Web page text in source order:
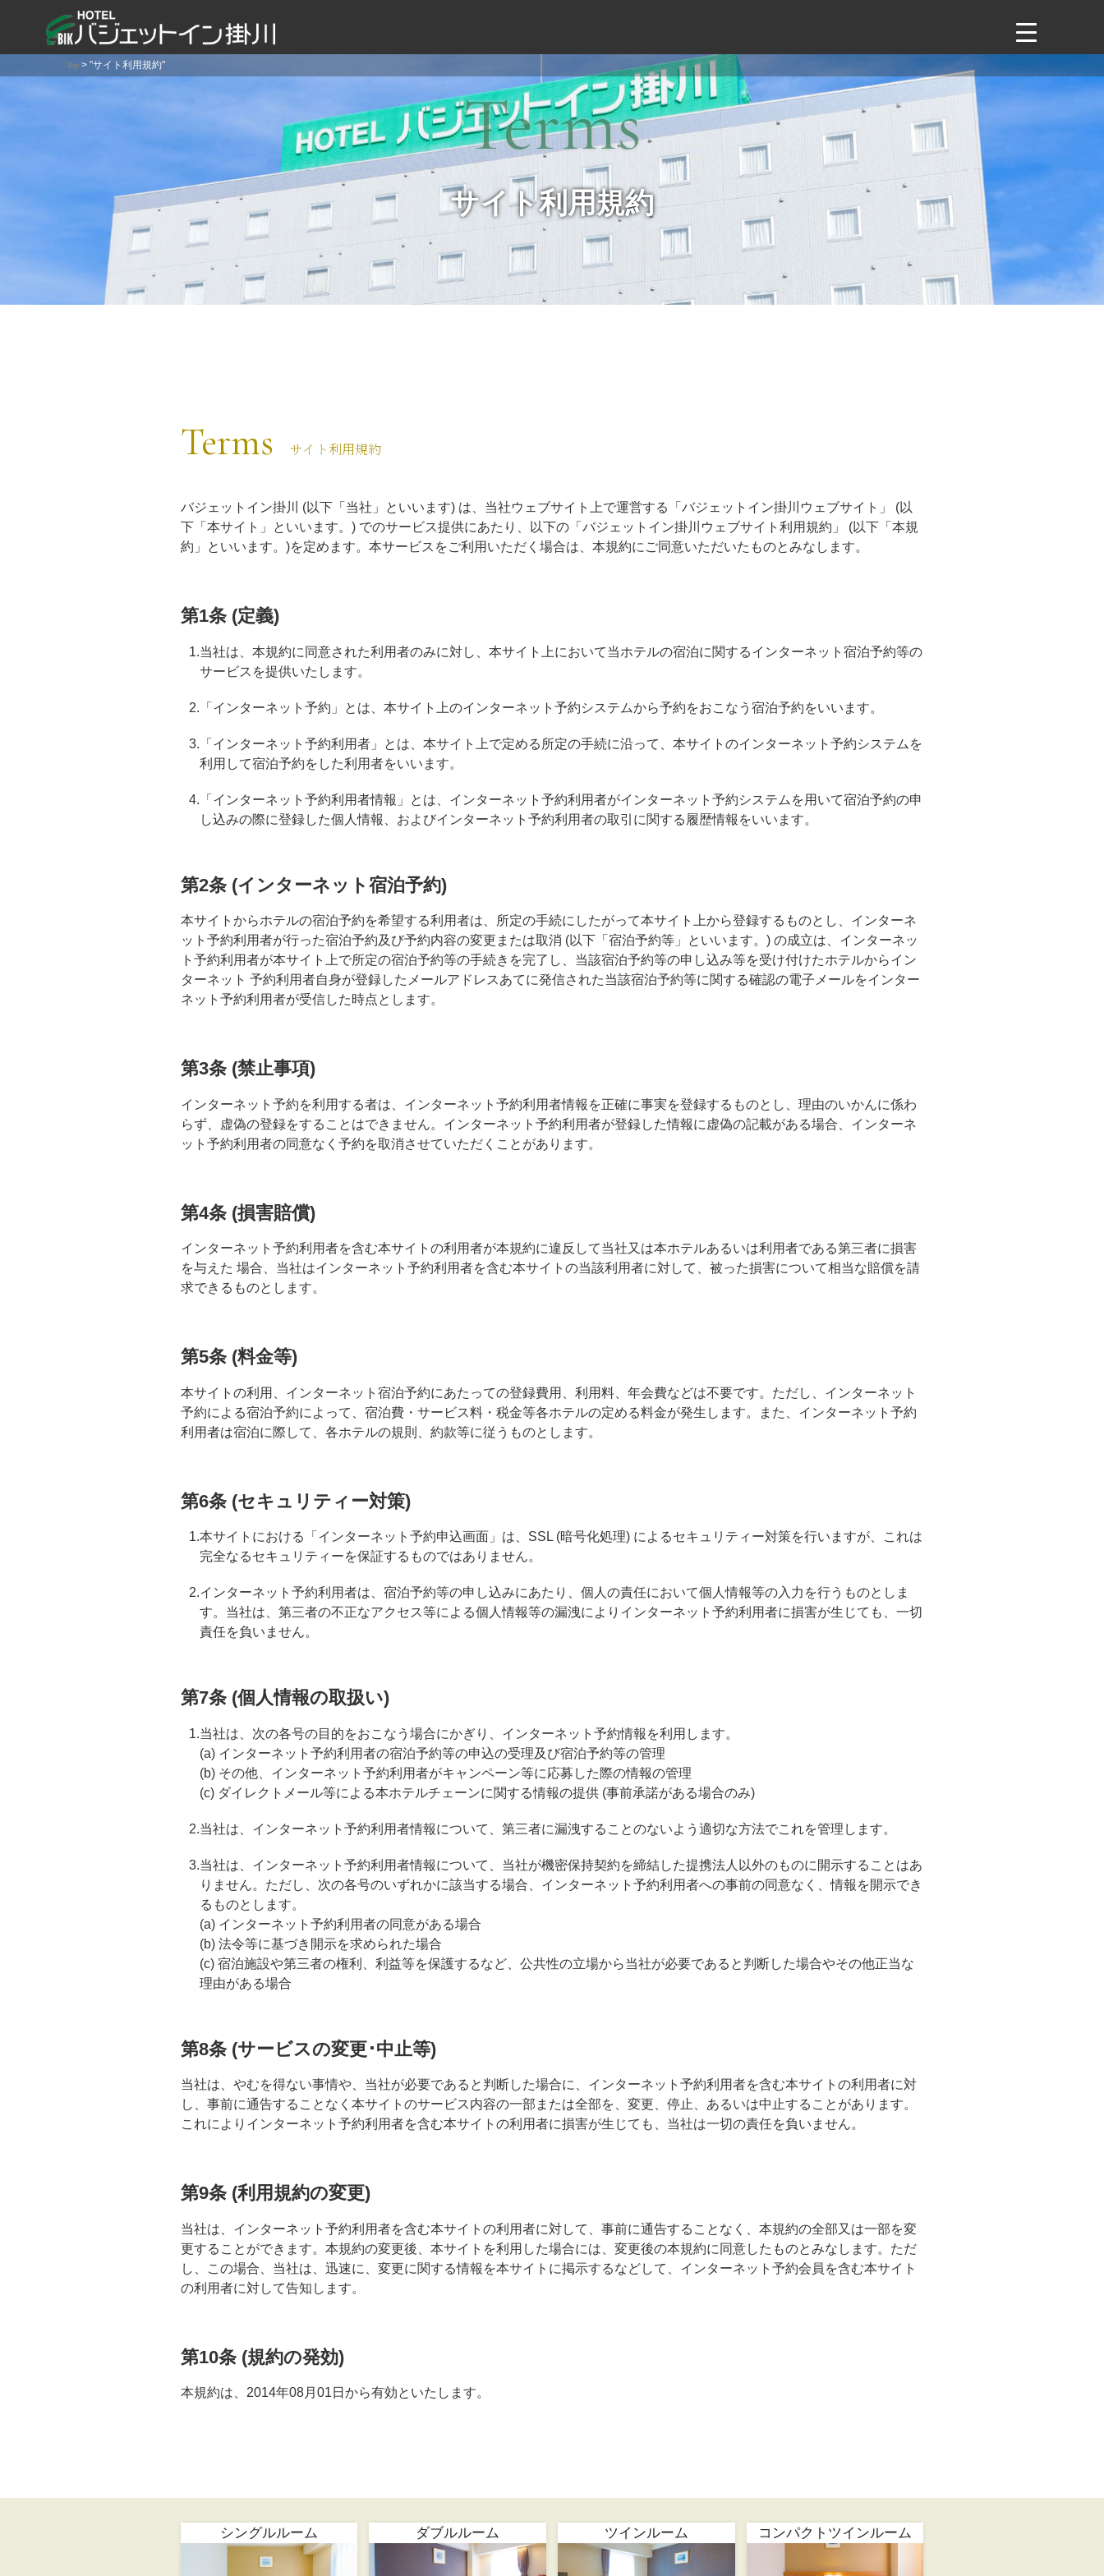
Top> "サイト利用規約"
Terms
サイト利用規約
Terms サイト利用規約
バジェットイン掛川 (以下「当社」といいます) は、当社ウェブサイト上で運営する「バジェットイン掛川ウェブサイト」 (以
下「本サイト」といいます。) でのサービス提供にあたり、以下の「バジェットイン掛川ウェブサイト利用規約」 (以下「本規
約」といいます。)を定めます。本サービスをご利用いただく場合は、本規約にご同意いただいたものとみなします。
第1条 (定義)
1.当社は、本規約に同意された利用者のみに対し、本サイト上において当ホテルの宿泊に関するインターネット宿泊予約等の
サービスを提供いたします。
2.「インターネット予約」とは、本サイト上のインターネット予約システムから予約をおこなう宿泊予約をいいます。
3.「インターネット予約利用者」とは、本サイト上で定める所定の手続に沿って、本サイトのインターネット予約システムを
利用して宿泊予約をした利用者をいいます。
4.「インターネット予約利用者情報」とは、インターネット予約利用者がインターネット予約システムを用いて宿泊予約の申
し込みの際に登録した個人情報、およびインターネット予約利用者の取引に関する履歴情報をいいます。
第2条 (インターネット宿泊予約)
本サイトからホテルの宿泊予約を希望する利用者は、所定の手続にしたがって本サイト上から登録するものとし、インターネ
ット予約利用者が行った宿泊予約及び予約内容の変更または取消 (以下「宿泊予約等」といいます。) の成立は、インターネッ
ト予約利用者が本サイト上で所定の宿泊予約等の手続きを完了し、当該宿泊予約等の申し込み等を受け付けたホテルからイン
ターネット 予約利用者自身が登録したメールアドレスあてに発信された当該宿泊予約等に関する確認の電子メールをインター
ネット予約利用者が受信した時点とします。
第3条 (禁止事項)
インターネット予約を利用する者は、インターネット予約利用者情報を正確に事実を登録するものとし、理由のいかんに係わ
らず、虚偽の登録をすることはできません。インターネット予約利用者が登録した情報に虚偽の記載がある場合、インターネ
ット予約利用者の同意なく予約を取消させていただくことがあります。
第4条 (損害賠償)
インターネット予約利用者を含む本サイトの利用者が本規約に違反して当社又は本ホテルあるいは利用者である第三者に損害
を与えた 場合、当社はインターネット予約利用者を含む本サイトの当該利用者に対して、被った損害について相当な賠償を請
求できるものとします。
第5条 (料金等)
本サイトの利用、インターネット宿泊予約にあたっての登録費用、利用料、年会費などは不要です。ただし、インターネット
予約による宿泊予約によって、宿泊費・サービス料・税金等各ホテルの定める料金が発生します。また、インターネット予約
利用者は宿泊に際して、各ホテルの規則、約款等に従うものとします。
第6条 (セキュリティー対策)
1.本サイトにおける「インターネット予約申込画面」は、SSL (暗号化処理) によるセキュリティー対策を行いますが、これは
完全なるセキュリティーを保証するものではありません。
2.インターネット予約利用者は、宿泊予約等の申し込みにあたり、個人の責任において個人情報等の入力を行うものとしま
す。当社は、第三者の不正なアクセス等による個人情報等の漏洩によりインターネット予約利用者に損害が生じても、一切
責任を負いません。
第7条 (個人情報の取扱い)
1.当社は、次の各号の目的をおこなう場合にかぎり、インターネット予約情報を利用します。
(a) インターネット予約利用者の宿泊予約等の申込の受理及び宿泊予約等の管理
(b) その他、インターネット予約利用者がキャンペーン等に応募した際の情報の管理
(c) ダイレクトメール等による本ホテルチェーンに関する情報の提供 (事前承諾がある場合のみ)
2.当社は、インターネット予約利用者情報について、第三者に漏洩することのないよう適切な方法でこれを管理します。
3.当社は、インターネット予約利用者情報について、当社が機密保持契約を締結した提携法人以外のものに開示することはあ
りません。ただし、次の各号のいずれかに該当する場合、インターネット予約利用者への事前の同意なく、情報を開示でき
るものとします。
(a) インターネット予約利用者の同意がある場合
(b) 法令等に基づき開示を求められた場合
(c) 宿泊施設や第三者の権利、利益等を保護するなど、公共性の立場から当社が必要であると判断した場合やその他正当な
理由がある場合
第8条 (サービスの変更･中止等)
当社は、やむを得ない事情や、当社が必要であると判断した場合に、インターネット予約利用者を含む本サイトの利用者に対
し、事前に通告することなく本サイトのサービス内容の一部または全部を、変更、停止、あるいは中止することがあります。
これによりインターネット予約利用者を含む本サイトの利用者に損害が生じても、当社は一切の責任を負いません。
第9条 (利用規約の変更)
当社は、インターネット予約利用者を含む本サイトの利用者に対して、事前に通告することなく、本規約の全部又は一部を変
更することができます。本規約の変更後、本サイトを利用した場合には、変更後の本規約に同意したものとみなします。ただ
し、この場合、当社は、迅速に、変更に関する情報を本サイトに掲示するなどして、インターネット予約会員を含む本サイト
の利用者に対して告知します。
第10条 (規約の発効)
本規約は、2014年08月01日から有効といたします。
シングルルーム ダブルルーム ツインルーム コンパクトツインルーム